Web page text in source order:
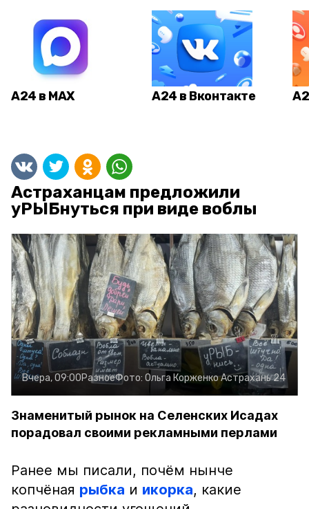
А24 в MAX А24 в Вконтакте
Астраханцам предложили
уРЫБнуться при виде воблы
Вчера, 09:00РазноеФото: Ольга КорженкоАстрахань 24
Знаменитый рынок на Селенских Исадах
порадовал своими рекламными перлами
Ранее мы писали, почём нынче
копчёная рыбка и икорка, какие